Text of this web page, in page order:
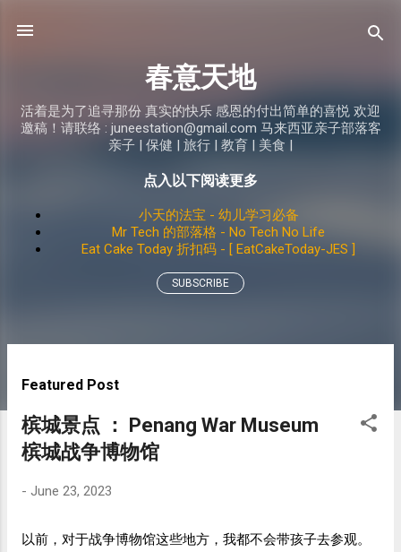
春意天地
活着是为了追寻那份 真实的快乐 感恩的付出简单的喜悦 欢迎
邀稿！请联络 : juneestation@gmail.com 马来西亚亲子部落客
亲子 | 保健 | 旅行 | 教育 | 美食 |
点入以下阅读更多
小天的法宝 - 幼儿学习必备
Mr Tech 的部落格 - No Tech No Life
Eat Cake Today 折扣码 - [ EatCakeToday-JES ]
SUBSCRIBE
Featured Post
槟城景点 ： Penang War Museum
槟城战争博物馆
- June 23, 2023
以前，对于战争博物馆这些地方，我都不会带孩子去参观。